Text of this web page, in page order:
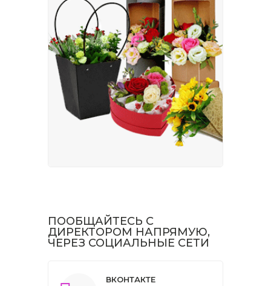
ПООБЩАЙТЕСЬ С
ДИРЕКТОРОМ НАПРЯМУЮ,
ЧЕРЕЗ СОЦИАЛЬНЫЕ СЕТИ
ВКОНТАКТЕ